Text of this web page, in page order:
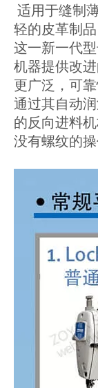
适用于缝制
轻的皮革制
这一新一代
机器提供改
更广泛，可
通过其自动
的反向进料
没有螺纹的操